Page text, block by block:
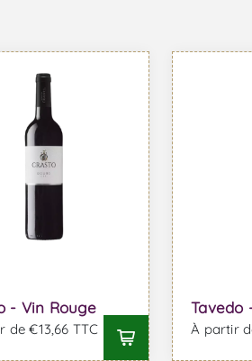
- Vin Rouge
de €13,66 TTC
Tavedo
À partir